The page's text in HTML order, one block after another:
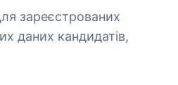
зареєстрованих
даних кандидатів,